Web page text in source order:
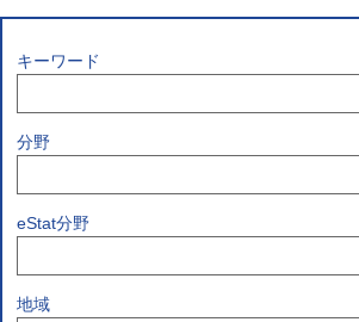
キーワード
分野
eStat分野
地域